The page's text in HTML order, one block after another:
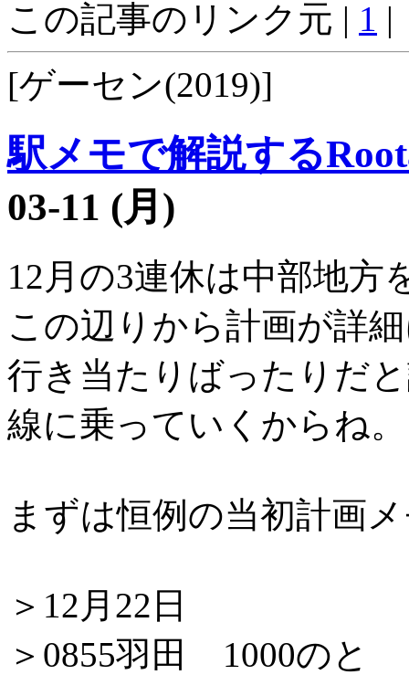
この記事のリンク元 | 1 |
[ゲーセン(2019)]
駅メモで解説する
03-11 (月)
12月の3連休は中部地方
この辺りから計画が詳
行き当たりばったりだ
線に乗っていくからね。
まずは恒例の当初計画
＞12月22日
＞0855羽田 1000のと